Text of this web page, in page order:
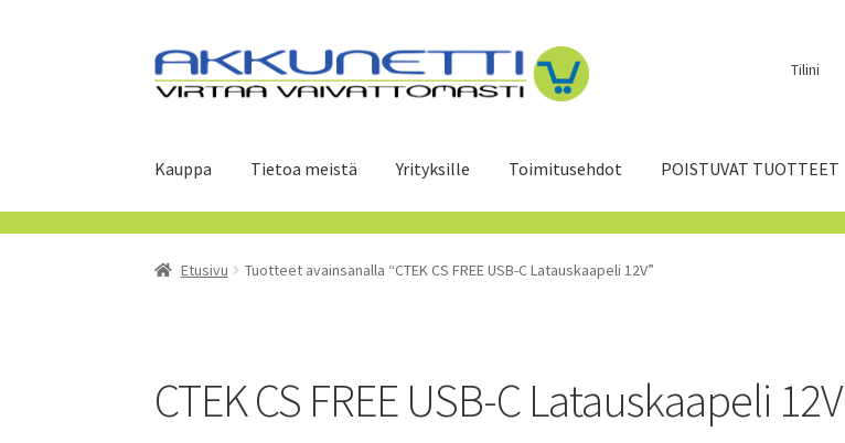
Siirry
navigointiin
Siirry
sisältöön
Tilini
Kauppa Tietoa meistä Yrityksille Toimitusehdot POISTUVAT TUOTTEET
Etusivu Tuotteet avainsanalla “CTEK CS FREE USB-C Latauskaapeli 12V”
CTEK CS FREE USB-C Latauskaapeli 12V